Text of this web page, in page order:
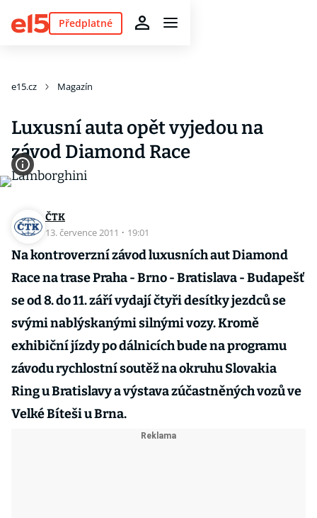
Předplatné
e15.cz Magazín
Luxusní auta opět vyjedou na
závod Diamond Race
ČTK
13. července 2011 · 19:01
Na kontroverzní závod luxusních aut Diamond
Race na trase Praha - Brno - Bratislava - Budapešť
se od 8. do 11. září vydají čtyři desítky jezdců se
svými nablýskanými silnými vozy. Kromě
exhibiční jízdy po dálnicích bude na programu
závodu rychlostní soutěž na okruhu Slovakia
Ring u Bratislavy a výstava zúčastněných vozů ve
Velké Bíteši u Brna.